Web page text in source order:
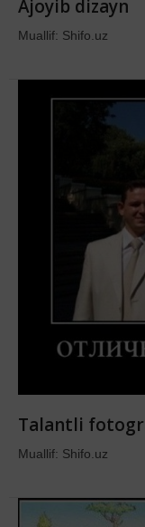
Ajoyib dizayn
Muallif: Shifo.uz
Talantli
Muallif: Shifo.uz